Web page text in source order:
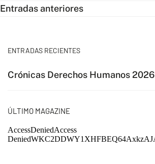
Navegación
entradas
Entradas anteriores
ENTRADAS RECIENTES
Crónicas Derechos Humanos 2026
ÚLTIMO MAGAZINE